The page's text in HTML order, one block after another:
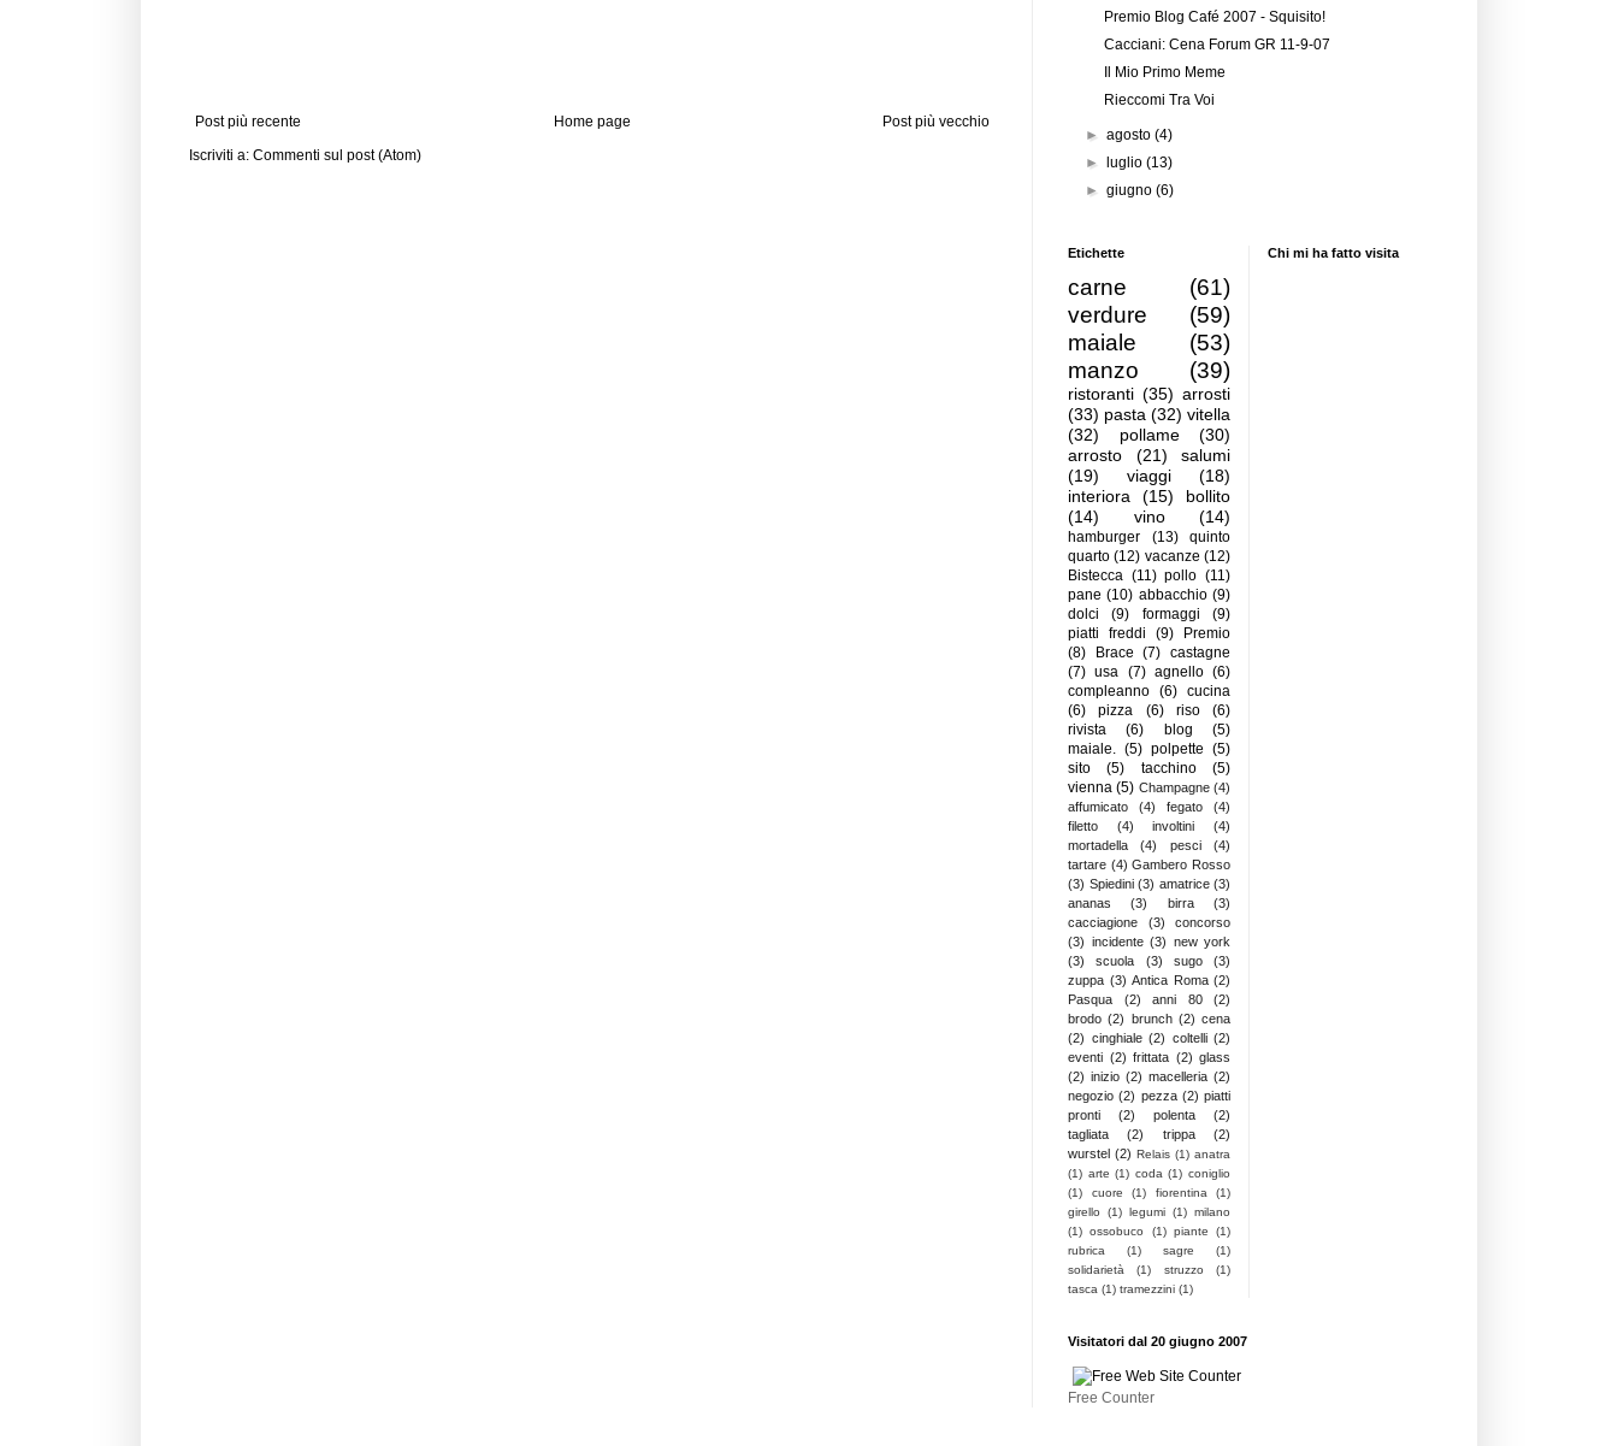
Post più recente Post più vecchio
Home page
Iscriviti a: Commenti sul post (Atom)
Premio Blog Café 2007 - Squisito!
Cacciani: Cena Forum GR 11-9-07
Il Mio Primo Meme
Rieccomi Tra Voi
►agosto(4)
►luglio(13)
►giugno(6)
Etichette
carne
(61)
verdure
(59)
maiale
(53)
manzo
(39)
ristoranti (35) arrosti
(33) pasta (32) vitella
(32)
pollame
(30)
arrosto
(21)
salumi
(19)
viaggi
(18)
interiora
(15)
bollito
(14)
vino (14)
hamburger (13)
quinto
quarto (12) vacanze (12)
Bistecca (11) pollo (11)
pane (10) abbacchio (9)
dolci
(9) formaggi
(9)
piatti freddi
(9)
Premio
(8)
Brace (7) castagne
(7) usa (7) agnello (6)
compleanno (6) cucina
(6)
pizza (6) riso
(6)
rivista
(6) blog
(5)
maiale.
(5) polpette (5)
sito
(5) tacchino
(5)
vienna (5) Champagne (4)
affumicato
(4) fegato
(4)
filetto
(4) involtini
(4)
mortadella
(4) pesci
(4)
tartare (4) Gambero Rosso
(3) Spiedini (3) amatrice (3)
ananas
(3) birra
(3)
cacciagione
(3)
concorso
(3) incidente (3) new york
(3)
scuola (3) sugo
(3)
zuppa (3) Antica Roma (2)
Pasqua
(2) anni 80
(2)
brodo (2) brunch (2) cena
(2) cinghiale (2) coltelli (2)
eventi (2) frittata (2) glass
(2) inizio (2) macelleria (2)
negozio (2) pezza (2) piatti
pronti
(2) polenta
(2)
tagliata
(2) trippa
(2)
wurstel (2) Relais (1) anatra
(1) arte (1) coda (1) coniglio
(1)
cuore (1) fiorentina
(1)
girello
(1) legumi (1) milano
(1) ossobuco (1) piante
(1)
rubrica
(1) sagre
(1)
solidarietà
(1) struzzo
(1)
tasca (1) tramezzini (1)
Chi mi ha fatto visita
Visitatori dal 20 giugno 2007
Free Counter